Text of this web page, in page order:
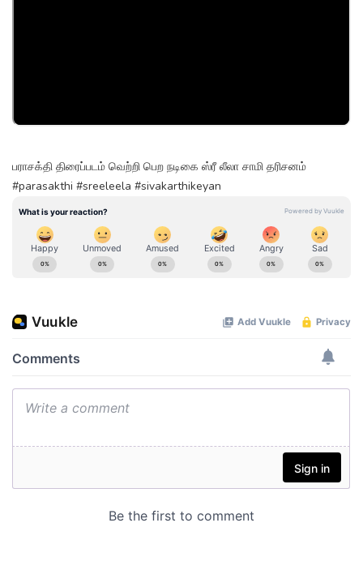
பராசக்தி திரைப்படம் வெற்றி பெற நடிகை ஸ்ரீ லீலா சாமி தரிசனம்
#parasakthi #sreeleela #sivakarthikeyan